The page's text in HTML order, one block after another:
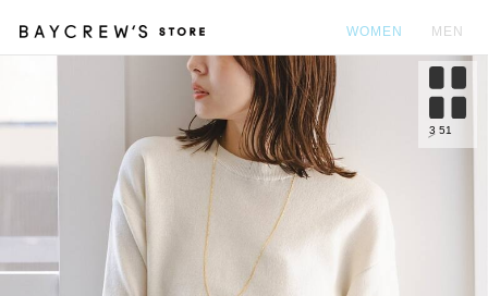
WOMEN MEN
3 51